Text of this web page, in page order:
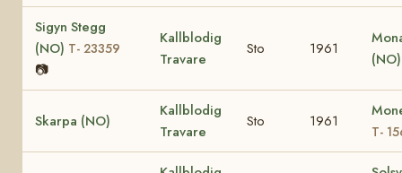
Sigyn Stegg
(NO) T- 23359
📷
Kallblodig
Travare
Sto 1961
Skarpa (NO)
Kallblodig
Travare
Sto 1961
T-